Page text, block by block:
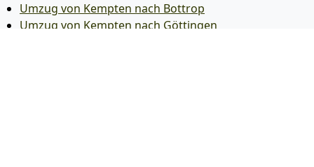
Umzug von Kempten nach Bottrop
Umzug von Kempten nach Göttingen